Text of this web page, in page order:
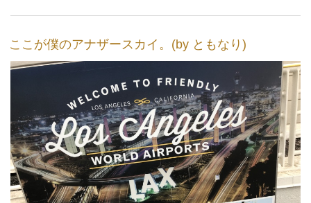
ここが僕のアナザースカイ。(by ともなり)